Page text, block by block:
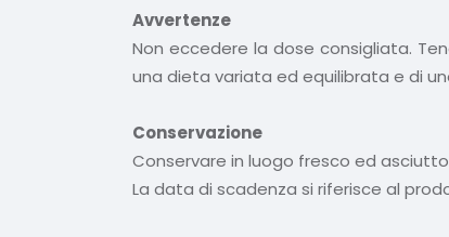
Avvertenze
Non eccedere la dose consigliata.
una dieta variata ed equilibrata e di
Conservazione
Conservare in luogo fresco ed
La data di scadenza si riferisce al